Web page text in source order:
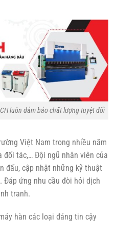
luôn đảm bảo chất lượng tuyệt đối
Việt Nam trong nhiều năm
đối tác,… Đội ngũ nhân viên của
đấu, cập nhật những kỹ thuật
Đáp ứng nhu cầu đòi hỏi dịch
tranh.
hàn các loại đáng tin cậy